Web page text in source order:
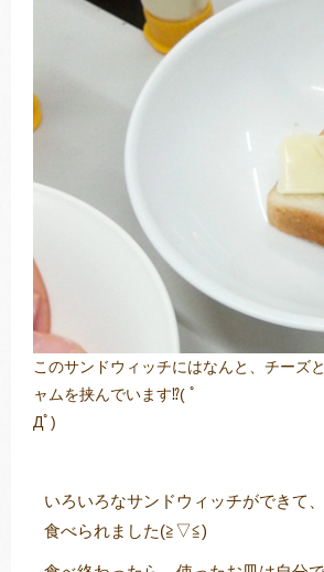
このサンドウィッチにはなんと、チーズ
ャムを挟んでいます⁉( ﾟ
Дﾟ)
いろいろなサンドウィッチができて
食べられました(≧▽≦)